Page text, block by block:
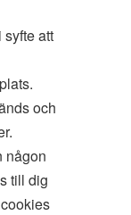
att
och
någon
till dig